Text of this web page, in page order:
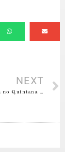
NEXT
Música e poesia no Quintana Café